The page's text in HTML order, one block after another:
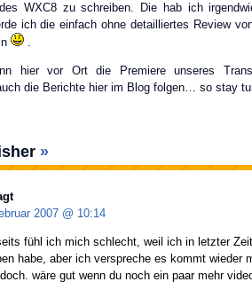
WXC8 zu schreiben. Die hab ich
ich die einfach ohne detailliertes Review
.
hier vor Ort die Premiere unseres
die Berichte hier im Blog folgen… so stay
»
2007 @ 10:14
fühl ich mich schlecht, weil ich in letzter
habe, aber ich verspreche es kommt wieder
wäre gut wenn du noch ein paar mehr